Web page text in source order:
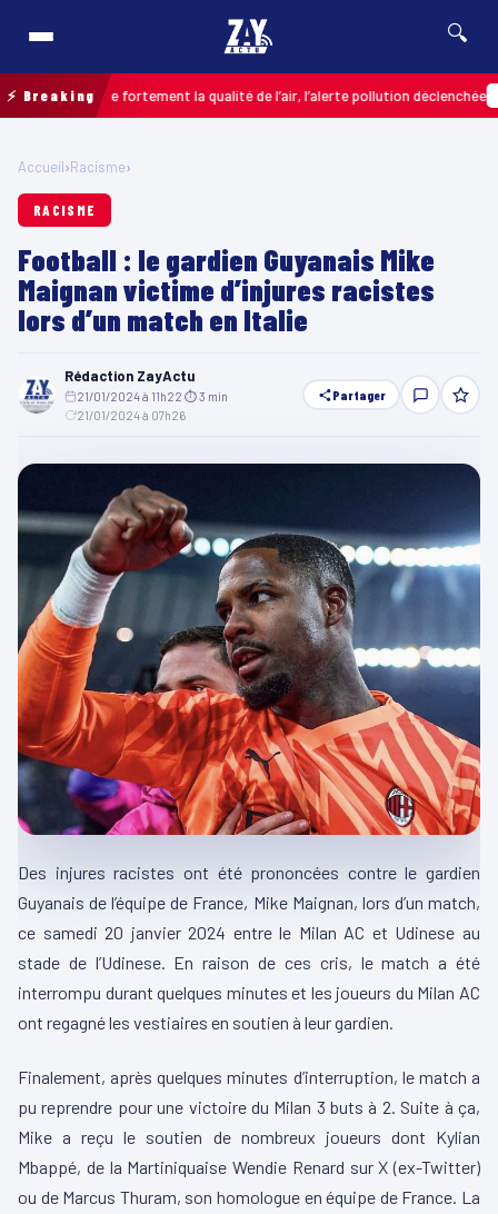
🔍
⚡ Breakingfortement la qualité de l’air, l’alerte pollution déclenchée COLOMBIE
Accueil›Racisme›
RACISME
Football : le gardien Guyanais Mike
Maignan victime d’injures racistes
lors d’un match en Italie
Rédaction ZayActu
21/01/2024 à 11h22 ⏱ 3 min
21/01/2024 à 07h26
Partager
Des injures racistes ont été prononcées contre le gardien
Guyanais de l’équipe de France, Mike Maignan, lors d’un match,
ce samedi 20 janvier 2024 entre le Milan AC et Udinese au
stade de l’Udinese. En raison de ces cris, le match a été
interrompu durant quelques minutes et les joueurs du Milan AC
ont regagné les vestiaires en soutien à leur gardien.
Finalement, après quelques minutes d’interruption, le match a
pu reprendre pour une victoire du Milan 3 buts à 2. Suite à ça,
Mike a reçu le soutien de nombreux joueurs dont Kylian
Mbappé, de la Martiniquaise Wendie Renard sur X (ex-Twitter)
ou de Marcus Thuram, son homologue en équipe de France. La